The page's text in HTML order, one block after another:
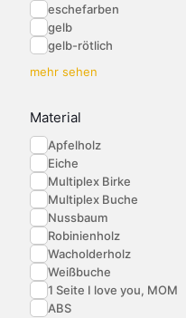
eschefarben
gelb
gelb-rötlich
mehr sehen
Material
Apfelholz
Eiche
Multiplex Birke
Multiplex Buche
Nussbaum
Robinienholz
Wacholderholz
Weißbuche
1 Seite I love you, MOM
ABS